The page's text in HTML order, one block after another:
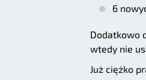
6
Dodatkowo
wtedy nie
Już ciężko